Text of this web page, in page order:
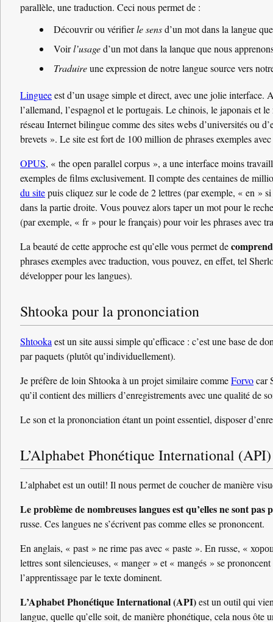
parallèle, une traduction. Ceci nous permet de :
Découvrir ou vérifierle sensd’un mot dans la langue
Voirl’usaged’un mot dans la lanque que nous
Traduireune expression de notre langue source vers
Lingueeest d’un usage simple et direct, avec une jolie
l’allemand, l’espagnol et le portugais. Le chinois, le japonais et
réseau Internet bilingue comme des sites webs d’universités ou
brevets ». Le site est fort de 100 million de phrases exemples
OPUS, « the open parallel corpus », a une interface moins
exemples de films exclusivement. Il compte des centaines de
du sitepuis cliquez sur le code de 2 lettres (par exemple, « en »
dans la partie droite. Vous pouvez alors taper un mot pour le
(par exemple, « fr » pour le français) pour voir les phrases avec
La beauté de cette approche est qu’elle vous permet de
phrases exemples avec traduction, vous pouvez, en effet, tel
développer pour les langues).
Shtooka pour la prononciation
Shtooka est un site aussi simple qu’efficace : c’est une base de
par paquets (plutôt qu’individuellement).
Je préfère de loin Shtooka à un projet similaire commeForvocar
qu’il contient des milliers d’enregistrements avec une qualité de
Le son et la prononciation étant un point essentiel, disposer
L’Alphabet Phonétique International (API)
L’alphabet est un outil! Il nous permet de coucher de manière
Le problème de nombreuses langues est qu’elles ne sont pas
russe. Ces langues ne s’écrivent pas comme elles se prononcent.
En anglais, « past » ne rime pas avec « paste ». En russe, «
lettres sont silencieuses, « manger » et « mangés » se
l’apprentissage par le texte dominent.
L’Aphabet Phonétique International (API)est un outil qui
langue, quelle qu’elle soit, de manière phonétique, cela nous